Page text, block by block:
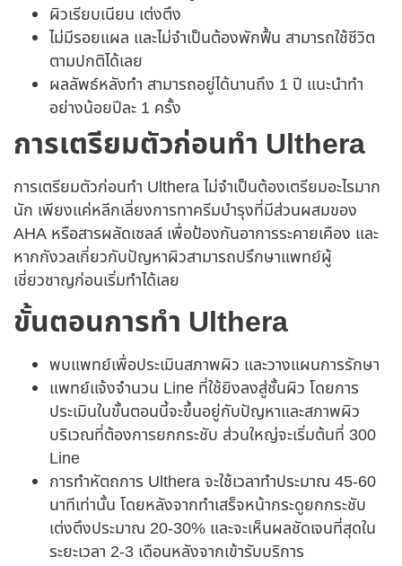
ผิวเรียบเนียน เต่งตึง
ไม่มีรอยแผล และไม่จำเป็นต้องพักฟื้น สามารถใช้ชีวิต
ตามปกติได้เลย
ผลลัพธ์หลังทำ สามารถอยู่ได้นานถึง 1 ปี แนะนำทำ
อย่างน้อยปีละ 1 ครั้ง
การเตรียมตัวก่อนทำ Ulthera
การเตรียมตัวก่อนทำ Ulthera ไม่จำเป็นต้องเตรียมอะไรมาก
นัก เพียงแค่หลีกเลี่ยงการทาครีมบำรุงที่มีส่วนผสมของ
AHA หรือสารผลัดเซลล์ เพื่อป้องกันอาการระคายเคือง และ
หากกังวลเกี่ยวกับปัญหาผิวสามารถปรึกษาแพทย์ผู้
เชี่ยวชาญก่อนเริ่มทำได้เลย
ขั้นตอนการทำ Ulthera
พบแพทย์เพื่อประเมินสภาพผิว และวางแผนการรักษา
แพทย์แจ้งจำนวน Line ที่ใช้ยิงลงสู่ชั้นผิว โดยการ
ประเมินในขั้นตอนนี้จะขึ้นอยู่กับปัญหาและสภาพผิว
บริเวณที่ต้องการยกกระชับ ส่วนใหญ่จะเริ่มต้นที่ 300
Line
การทำหัตถการ Ulthera จะใช้เวลาทำประมาณ 45-60
นาทีเท่านั้น โดยหลังจากทำเสร็จหน้ากระดูยกกระชับ
เต่งตึงประมาณ 20-30% และจะเห็นผลชัดเจนที่สุดใน
ระยะเวลา 2-3 เดือนหลังจากเข้ารับบริการ